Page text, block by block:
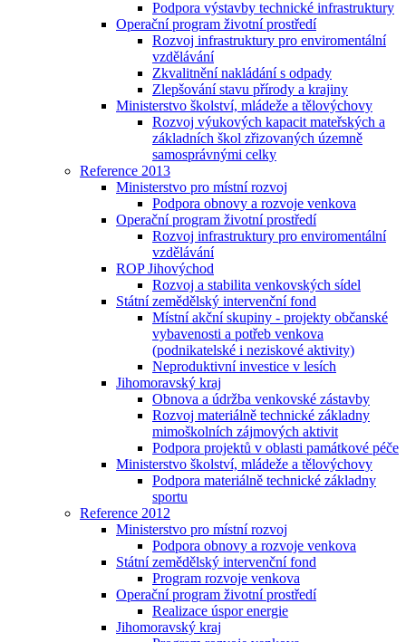
Podpora výstavby technické infrastruktury
Operační program životní prostředí
Rozvoj infrastruktury pro enviromentální
vzdělávání
Zkvalitnění nakládání s odpady
Zlepšování stavu přírody a krajiny
Ministerstvo školství, mládeže a tělovýchovy
Rozvoj výukových kapacit mateřských a
základních škol zřizovaných územně
samosprávnými celky
Reference 2013
Ministerstvo pro místní rozvoj
Podpora obnovy a rozvoje venkova
Operační program životní prostředí
Rozvoj infrastruktury pro enviromentální
vzdělávání
ROP Jihovýchod
Rozvoj a stabilita venkovských sídel
Státní zemědělský intervenční fond
Místní akční skupiny - projekty občanské
vybavenosti a potřeb venkova
(podnikatelské i neziskové aktivity)
Neproduktivní investice v lesích
Jihomoravský kraj
Obnova a údržba venkovské zástavby
Rozvoj materiálně technické základny
mimoškolních zájmových aktivit
Podpora projektů v oblasti památkové péče
Ministerstvo školství, mládeže a tělovýchovy
Podpora materiálně technické základny
sportu
Reference 2012
Ministerstvo pro místní rozvoj
Podpora obnovy a rozvoje venkova
Státní zemědělský intervenční fond
Program rozvoje venkova
Operační program životní prostředí
Realizace úspor energie
Jihomoravský kraj